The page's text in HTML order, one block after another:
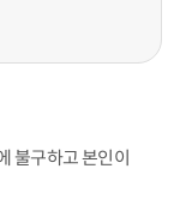
불구하고 본인이